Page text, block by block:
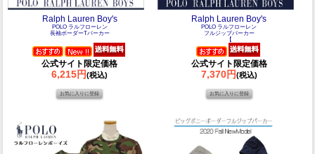
Ralph Lauren Boy's
POLO ラルフローレン
長袖ボーダーTパーカー
公式サイト限定価格
6,215円(税込)
Ralph Lauren Boy's
POLO ラルフローレン
フルジップパーカー
【
公式サイト限定価格
7,370円(税込)